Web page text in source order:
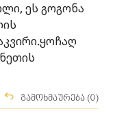
ეს გოგონა
გამოხმაურება (0)